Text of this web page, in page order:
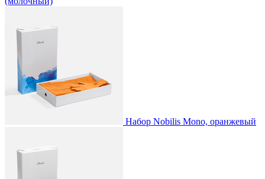
Набор Nobilis Mono, оранжевый